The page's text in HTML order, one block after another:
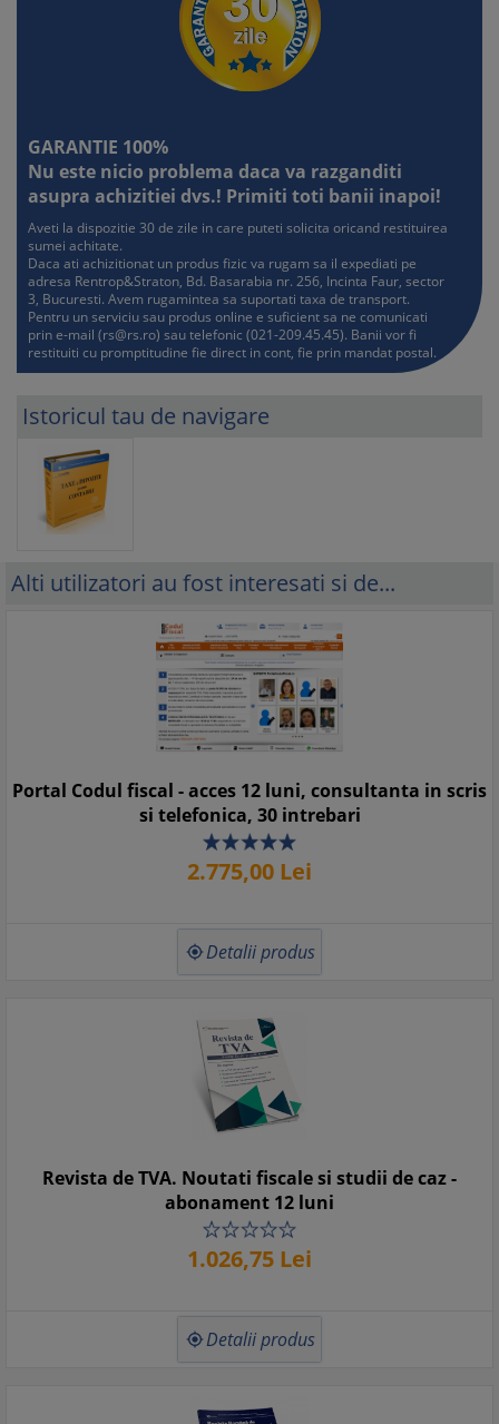
GARANTIE 100%
Nu este nicio problema daca va razganditi
asupra achizitiei dvs.! Primiti toti banii inapoi!
Aveti la dispozitie 30 de zile in care puteti solicita oricand restituirea
sumei achitate.
Daca ati achizitionat un produs fizic va rugam sa il expediati pe
adresa Rentrop&Straton, Bd. Basarabia nr. 256, Incinta Faur, sector
3, Bucuresti. Avem rugamintea sa suportati taxa de transport.
Pentru un serviciu sau produs online e suficient sa ne comunicati
prin e-mail (rs@rs.ro) sau telefonic (021-209.45.45). Banii vor fi
restituiti cu promptitudine fie direct in cont, fie prin mandat postal.
Istoricul tau de navigare
Alti utilizatori au fost interesati si de...
Portal Codul fiscal - acces 12 luni, consultanta in scris
si telefonica, 30 intrebari
2.775,00 Lei
 Detalii produs
Revista de TVA. Noutati fiscale si studii de caz -
abonament 12 luni
1.026,75 Lei
 Detalii produs